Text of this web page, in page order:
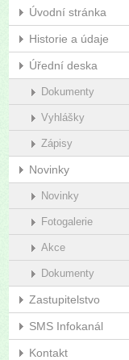
Úvodní stránka
Historie a údaje
Úřední deska
Dokumenty
Vyhlášky
Zápisy
Novinky
Novinky
Fotogalerie
Akce
Dokumenty
Zastupitelstvo
SMS Infokanál
Kontakt